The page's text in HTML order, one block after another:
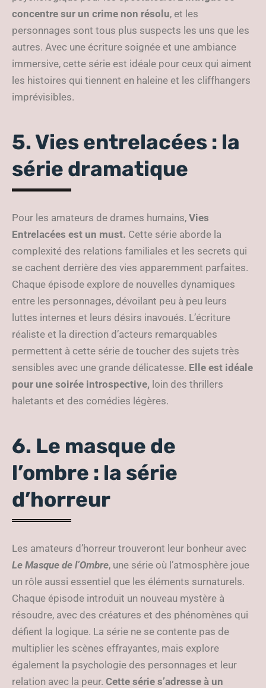
concentre sur un crime non résolu, et les
personnages sont tous plus suspects les uns que les
autres. Avec une écriture soignée et une ambiance
immersive, cette série est idéale pour ceux qui aiment
les histoires qui tiennent en haleine et les cliffhangers
imprévisibles.
5. Vies entrelacées : la
série dramatique
Pour les amateurs de drames humains, Vies
Entrelacées est un must. Cette série aborde la
complexité des relations familiales et les secrets qui
se cachent derrière des vies apparemment parfaites.
Chaque épisode explore de nouvelles dynamiques
entre les personnages, dévoilant peu à peu leurs
luttes internes et leurs désirs inavoués. L’écriture
réaliste et la direction d’acteurs remarquables
permettent à cette série de toucher des sujets très
sensibles avec une grande délicatesse. Elle est idéale
pour une soirée introspective, loin des thrillers
haletants et des comédies légères.
6. Le masque de
l’ombre : la série
d’horreur
Les amateurs d’horreur trouveront leur bonheur avec
Le Masque de l’Ombre, une série où l’atmosphère joue
un rôle aussi essentiel que les éléments surnaturels.
Chaque épisode introduit un nouveau mystère à
résoudre, avec des créatures et des phénomènes qui
défient la logique. La série ne se contente pas de
multiplier les scènes effrayantes, mais explore
également la psychologie des personnages et leur
relation avec la peur. Cette série s’adresse à un